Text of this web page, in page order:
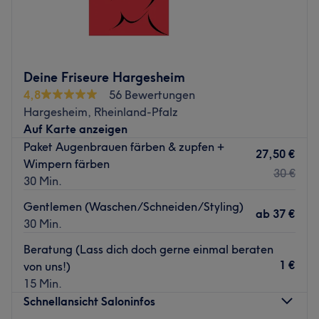
Bei Hatice's Hairstyle in Hamburg-Mitte bekommst du die
Frisur, die zu dir passt. Lass dich ausführlich beraten und
Nächste öffentliche Verkehrsmittel:
Die U-Bahnstation Merkenstraße ist direkt um die Ecke.
Das Team:
Das Team-Dreamteam hat bereits viele Jahre Erfahrung
und berät dich immer individuell um den perfekten Look
für dich zu finden.
Was uns an dem Salon gefällt:
Atmosphäre: Familiär & freundlich.
Expertise: Balayage & Colorationen.
Extras: Parkmöglichkeiten vor dem Salon.
Deine Friseure Hargesheim
4,8
56 Bewertungen
Hargesheim, Rheinland-Pfalz
Auf Karte anzeigen
Paket Augenbrauen färben & zupfen +
Wimpern färben
30 Min.
27,50 €
30 €
Gentlemen (Waschen/Schneiden/Styling)
30 Min.
ab 37 €
Beratung (Lass dich doch gerne einmal beraten
von uns!)
15 Min.
1 €
Schnellansicht Saloninfos